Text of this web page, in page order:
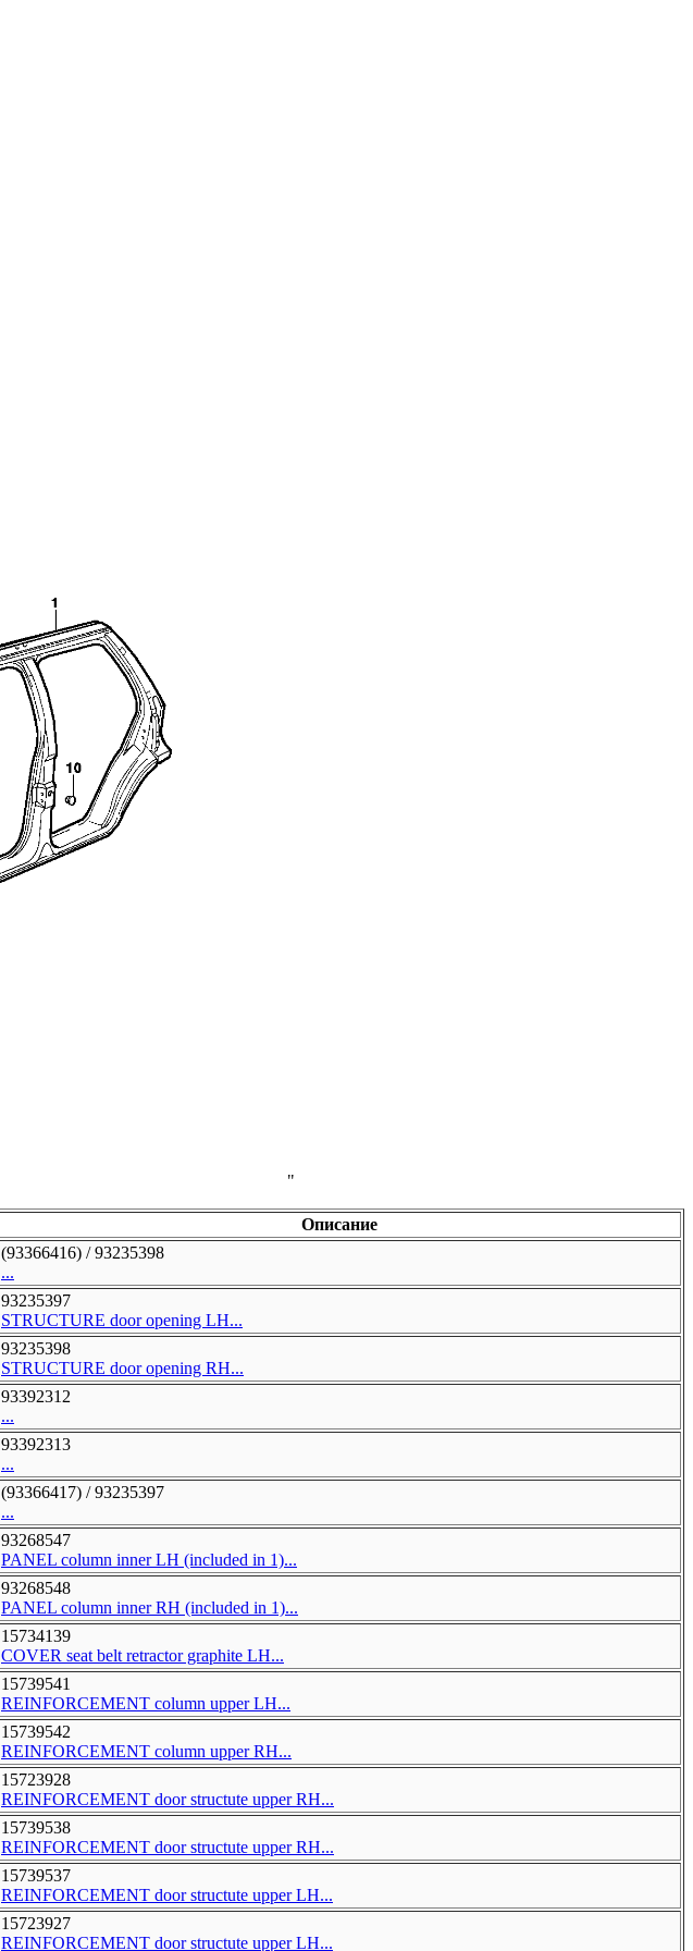
"
Описание
(93366416) / 93235398
...
93235397
STRUCTURE door opening LH...
93235398
STRUCTURE door opening RH...
93392312
...
93392313
...
(93366417) / 93235397
...
93268547
PANEL column inner LH (included in 1)...
93268548
PANEL column inner RH (included in 1)...
15734139
COVER seat belt retractor graphite LH...
15739541
REINFORCEMENT column upper LH...
15739542
REINFORCEMENT column upper RH...
15723928
REINFORCEMENT door structute upper RH...
15739538
REINFORCEMENT door structute upper RH...
15739537
REINFORCEMENT door structute upper LH...
15723927
REINFORCEMENT door structute upper LH...